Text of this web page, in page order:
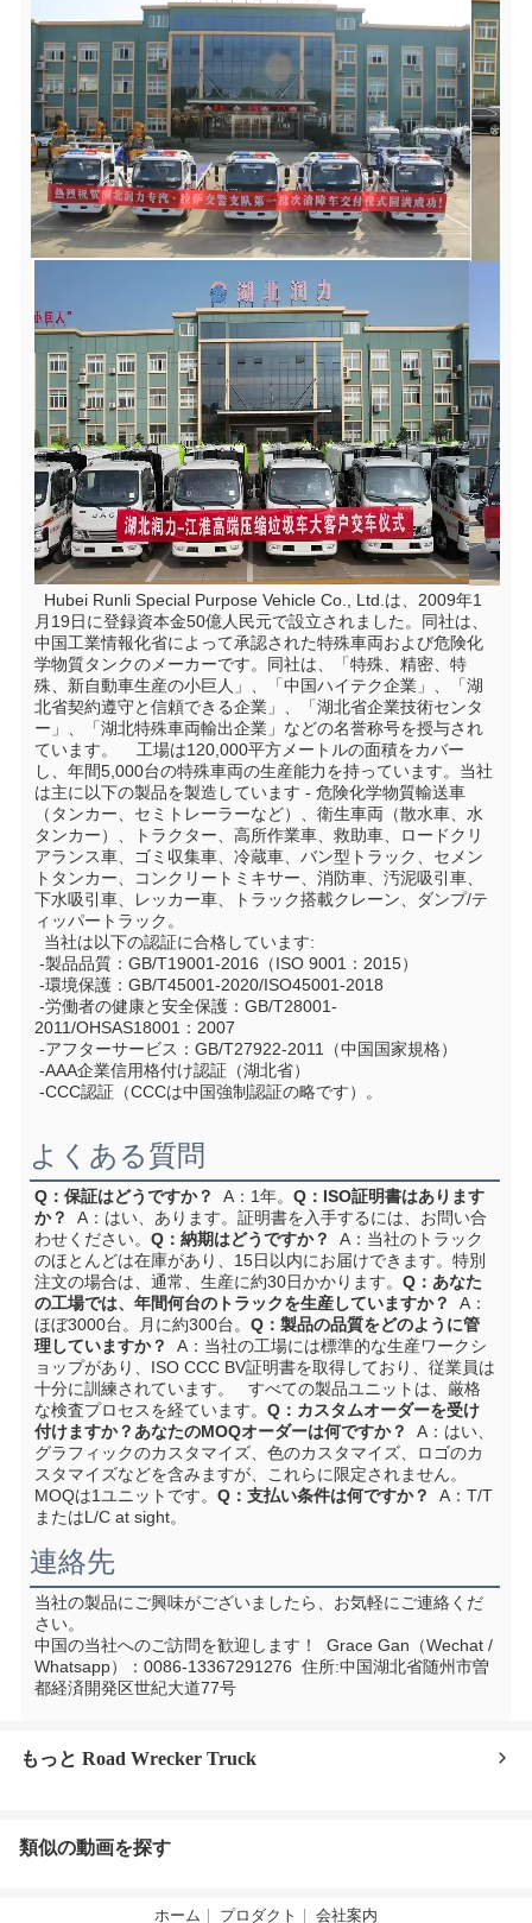
月19日に登録資本金50億人民元で設立されました。同社は、
中国工業情報化省によって承認された特殊車両および危険化
学物質タンクのメーカーです。同社は、「特殊、精密、特
殊、新自動車生産の小巨人」、「中国ハイテク企業」、「湖
北省契約遵守と信頼できる企業」、「湖北省企業技術センタ
ー」、「湖北特殊車両輸出企業」などの名誉称号を授与され
ています。    工場は120,000平方メートルの面積をカバー
し、年間5,000台の特殊車両の生産能力を持っています。当社
は主に以下の製品を製造しています - 危険化学物質輸送車
（タンカー、セミトレーラーなど）、衛生車両（散水車、水
タンカー）、トラクター、高所作業車、救助車、ロードクリ
アランス車、ゴミ収集車、冷蔵車、バン型トラック、セメン
トタンカー、コンクリートミキサー、消防車、汚泥吸引車、
下水吸引車、レッカー車、トラック搭載クレーン、ダンプ/テ
ィッパートラック。
  当社は以下の認証に合格しています:
-製品品質：GB/T19001-2016（ISO 9001：2015）
-環境保護：GB/T45001-2020/ISO45001-2018
2011/OHSAS18001：2007
-アフターサービス：GB/T27922-2011（中国国家規格）
-AAA企業信用格付け認証（湖北省）
-CCC認証（CCCは中国強制認証の略です）。
よくある質問
Q：保証はどうですか？
  A：1年。
Q：ISO証明書はあります
か？
  A：はい、あります。証明書を入手するには、お問い合
わせください。 Q：納期はどうですか？
  A：当社のトラック
のほとんどは在庫があり、15日以内にお届けできます。特別
注文の場合は、通常、生産に約30日かかります。 Q：あなた
の工場では、年間何台のトラックを生産していますか？
  A：
ほぼ3000台。月に約300台。 Q：製品の品質をどのように管
理していますか？
  A：当社の工場には標準的な生産ワークシ
ョップがあり、ISO CCC BV証明書を取得しており、従業員は
十分に訓練されています。   すべての製品ユニットは、厳格
な検査プロセスを経ています。 Q：カスタムオーダーを受け
付けますか？あなたのMOQオーダーは何ですか？
  A：はい、
グラフィックのカスタマイズ、色のカスタマイズ、ロゴのカ
スタマイズなどを含みますが、これらに限定されません。
MOQは1ユニットです。 Q：支払い条件は何ですか？
  A：T/T
またはL/C at sight。
連絡先
当社の製品にご興味がございましたら、お気軽にご連絡くだ
さい。
中国の当社へのご訪問を歓迎します！
  Grace Gan（Wechat /
Whatsapp）：0086-13367291276  住所:中国湖北省随州市曽
都経済開発区世紀大道77号
もっと Road Wrecker Truck
類似の動画を探す
ホーム プロダクト 会社案内